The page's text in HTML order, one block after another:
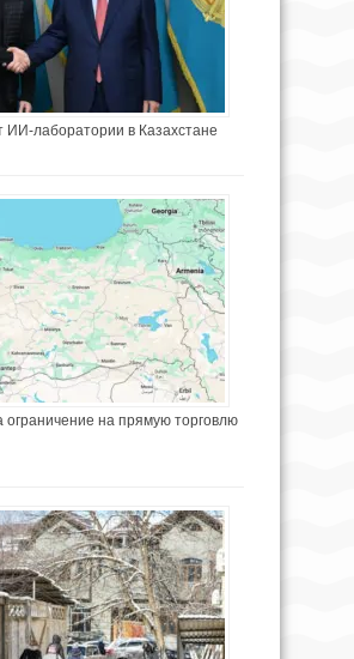
ИИ-лаборатории в Казахстане
ограничение на прямую торговлю